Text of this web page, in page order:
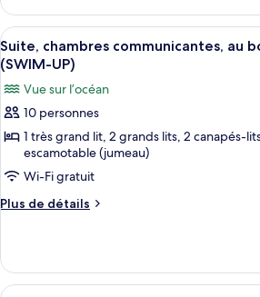
Pineapple
Suite
Afficher
toutes
les
photos
pour
ce
type
de
chambre :
communicantes,
au
Une
7
Suite, chambres communicantes, au
(SWIM-UP)
Vue sur l’océan
10 personnes
1 très grand lit, 2 grands lits, 2 canapés-
escamotable (jumeau)
Wi-Fi gratuit
Plus de détails
Plus
Suite,
chambres
Une